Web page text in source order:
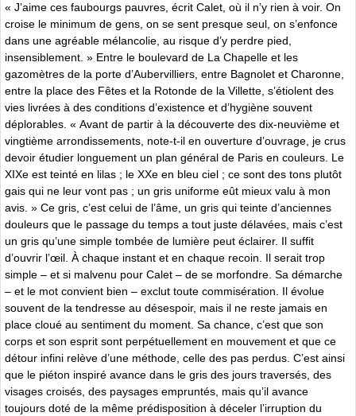
« J’aime ces faubourgs pauvres, écrit Calet, où il n’y rien à voir. On
croise le minimum de gens, on se sent presque seul, on s’enfonce
dans une agréable mélancolie, au risque d’y perdre pied,
insensiblement. » Entre le boulevard de La Chapelle et les
gazomètres de la porte d’Aubervilliers, entre Bagnolet et Charonne,
entre la place des Fêtes et la Rotonde de la Villette, s’étiolent des
vies livrées à des conditions d’existence et d’hygiène souvent
déplorables. « Avant de partir à la découverte des dix-neuvième et
vingtième arrondissements, note-t-il en ouverture d’ouvrage, je crus
devoir étudier longuement un plan général de Paris en couleurs. Le
XIXe est teinté en lilas ; le XXe en bleu ciel ; ce sont des tons plutôt
gais qui ne leur vont pas ; un gris uniforme eût mieux valu à mon
avis. » Ce gris, c’est celui de l’âme, un gris qui teinte d’anciennes
douleurs que le passage du temps a tout juste délavées, mais c’est
un gris qu’une simple tombée de lumière peut éclairer. Il suffit
d’ouvrir l’œil. À chaque instant et en chaque recoin. Il serait trop
simple – et si malvenu pour Calet – de se morfondre. Sa démarche
– et le mot convient bien – exclut toute commisération. Il évolue
souvent de la tendresse au désespoir, mais il ne reste jamais en
place cloué au sentiment du moment. Sa chance, c’est que son
corps et son esprit sont perpétuellement en mouvement et que ce
détour infini relève d’une méthode, celle des pas perdus. C’est ainsi
que le piéton inspiré avance dans le gris des jours traversés, des
visages croisés, des paysages empruntés, mais qu’il avance
toujours doté de la même prédisposition à déceler l’irruption du